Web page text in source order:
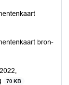
bron-
70 KB